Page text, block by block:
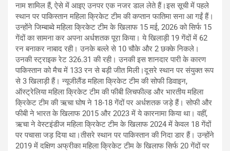
नाम शामिल हैं, ऐसे में आइए उनपर एक नजर डाल लेते हैं।इस सूची में पहले
स्थान पर पाकिस्तान महिला क्रिकेट टीम की कप्तान फातिमा सना आ गईं हैं।
उन्होंने जिम्बाब्वे महिला क्रिकेट टीम के खिलाफ 15 मई, 2026 को सिर्फ 15
गेंदों का सामना कर अपना अर्धशतक पूरा किया। ये खिलाड़ी 19 गेंदों में 62
रन बनाकर नाबाद रही। उनके बल्ले से 10 चौके और 2 छक्के निकले।
उनकी स्ट्राइक रेट 326.31 की रही। उनकी इस शानदार पारी के कारण
पाकिस्तान को मैच में 133 रन से बड़ी जीत मिली।दूसरे स्थान पर संयुक्त रूप
से 3 खिलाड़ी हैं। न्यूजीलैंड महिला क्रिकेट टीम की सोफी डिवाइन,
ऑस्ट्रेलिया महिला क्रिकेट टीम की फीबी लिचफील्ड और भारतीय महिला
क्रिकेट टीम की ऋचा घोष ने 18-18 गेंदों पर अर्धशतक जड़े हैं। सोफी और
फीबी ने भारत के खिलाफ 2015 और 2023 में ये कारनामा किया था। वहीं,
ऋचा ने वेस्टइंडीज महिला क्रिकेट टीम के खिलाफ 2024 में केवल 18 गेंदों
पर पचासा जड़ दिया था।तीसरे स्थान पर पाकिस्तान की निदा डार हैं। उन्होंने
2019 में दक्षिण अफ्रीका महिला क्रिकेट टीम के खिलाफ सिर्फ 20 गेंदों पर